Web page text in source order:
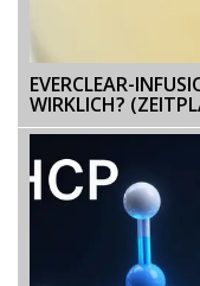
EVERCLEAR-
WIRKLICH?